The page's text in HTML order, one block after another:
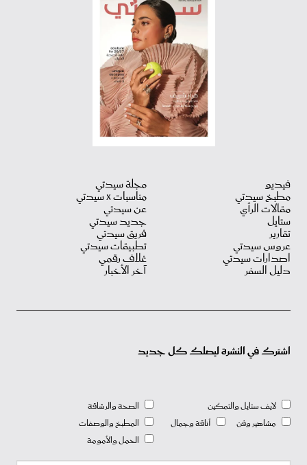
فيديو
مطبخ سيدتي
مقالات الرأي
ستايل
تقارير
عروس سيدتي
اصدارات سيدتي
دليل السفر
مجلة سيدتي
مناسبات X سيدتي
عن سيدتي
جديد سيدتي
فريق سيدتي
تطبيقات سيدتي
غلاف رقمي
آخر الأخبار
اشترك في النشرة ليصلك كل جديد
لايف ستايل والتمكين
مشاهير وفن
أناقة وجمال
الصحة والرشاقة
المطبخ والوصفات
الحمل والأمومة